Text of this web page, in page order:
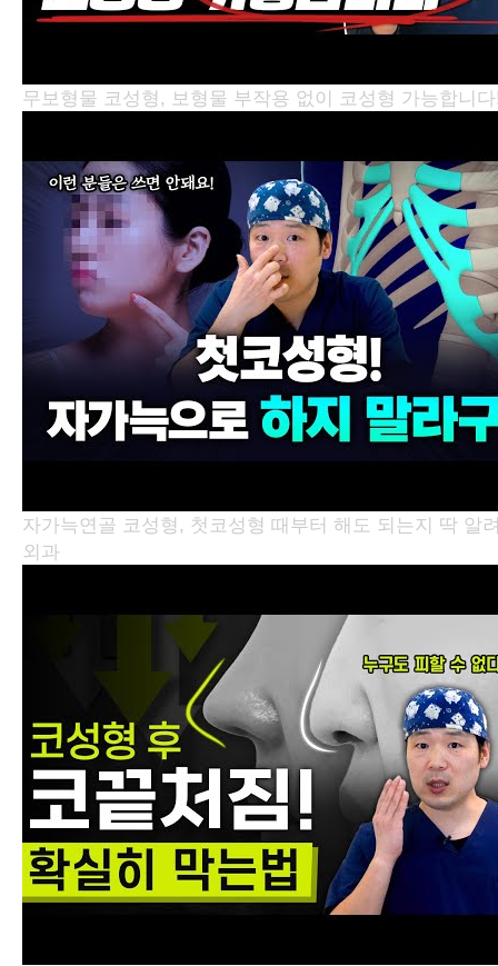
무보형물 코성형, 보형물 부작용 없이 코성형 가능합니
자가늑연골 코성형, 첫코성형 때부터 해도 되는지 딱 알
외과